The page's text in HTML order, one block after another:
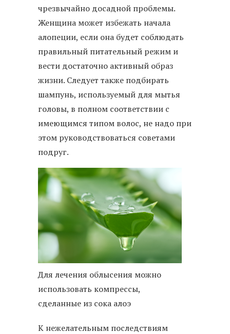
чрезвычайно досадной проблемы.
Женщина может избежать начала
алопеции, если она будет соблюдать
правильный питательный режим и
вести достаточно активный образ
жизни. Следует также подбирать
шампунь, используемый для мытья
головы, в полном соответствии с
имеющимся типом волос, не надо при
этом руководствоваться советами
подруг.
Для лечения облысения можно
использовать компрессы,
сделанные из сока алоэ
К нежелательным последствиям